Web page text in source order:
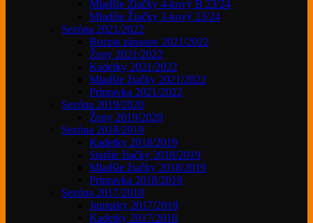
Mladšie Žiačky 4-kový B 23/24
Mladšie Žiačky 3-kový 23/24
Sezóna 2021/2022
Rozpis zápasov 2021/2022
Ženy 2021/2022
Kadetky 2021/2022
Mladšie žiačky 2021/2022
Prípravka 2021/2022
Sezóna 2019/2020
Ženy 2019/2020
Sezóna 2018/2019
Kadetky 2018/2019
Staršie žiačky 2018/2019
Mladšie žiačky 2018/2019
Prípravka 2018/2019
Sezóna 2017/2018
Juniorky 2017/2018
Kadetky 2017/2018